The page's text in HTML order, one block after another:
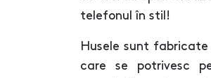
telefonul în stil!
Husele sunt
care se potrivesc